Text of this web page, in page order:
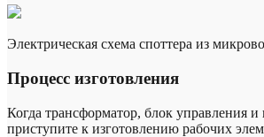
Электрическая схема споттера из
Процесс изготовления
Когда трансформатор, блок управления и
приступите к изготовлению рабочих